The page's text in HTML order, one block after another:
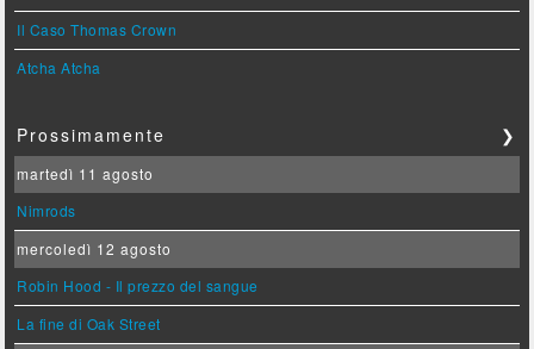
Il Caso Thomas Crown
Atcha Atcha
Prossimamente ❯
martedì 11 agosto
Nimrods
mercoledì 12 agosto
Robin Hood - Il prezzo del sangue
La fine di Oak Street